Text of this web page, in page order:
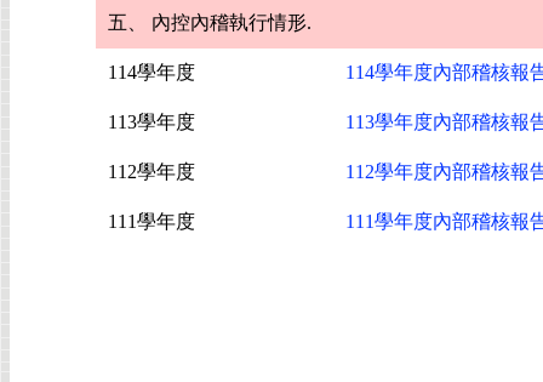
五、 內控內稽執行情形.
114學年度 114學年度內部稽核報
113學年度 113學年度內部稽核報
112學年度 112學年度內部稽核報
111學年度 111學年度內部稽核報